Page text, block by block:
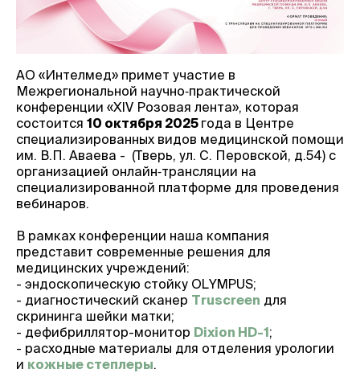
АО «Интелмед» примет участие в
Межрегиональной научно‑практической
конференции «XIV Розовая лента», которая
состоится 10 октября 2025 года в Центре
специализированных видов медицинской помощи
им. В.П. Аваева - (Тверь, ул. С. Перовской, д.54) с
организацией онлайн‑трансляции на
специализированной платформе для проведения
вебинаров.
В рамках конференции наша компания
представит современные решения для
медицинских учреждений:
- эндоскопическую стойку OLYMPUS;
- диагностический сканер Truscreen для
скрининга шейки матки;
- дефибриллятор-монитор Dixion HD-1;
- расходные материалы для отделения урологии
и кожные степлеры.